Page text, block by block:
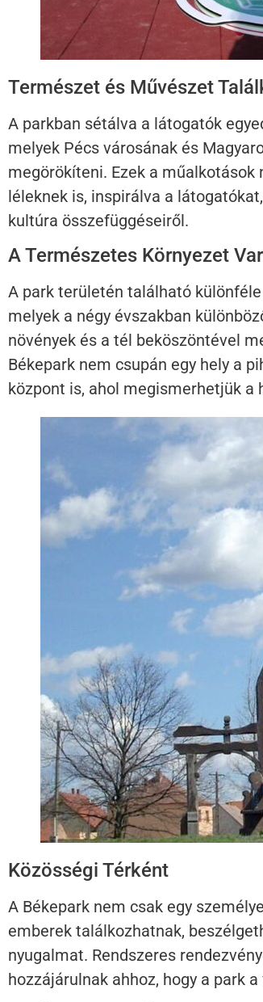
Természet és Művészet
A parkban sétálva a látogatók
melyek Pécs városának és
megörökíteni. Ezek a
léleknek is, inspirálva a
kultúra összefüggéseiről.
A Természetes Környezet
A park területén található
melyek a négy évszakban
növények és a tél beköszöntével
Békepark nem csupán egy hely a
központ is, ahol megismerhetjük a
Közösségi Térként
A Békepark nem csak egy
emberek találkozhatnak,
nyugalmat. Rendszeres
hozzájárulnak ahhoz, hogy a park